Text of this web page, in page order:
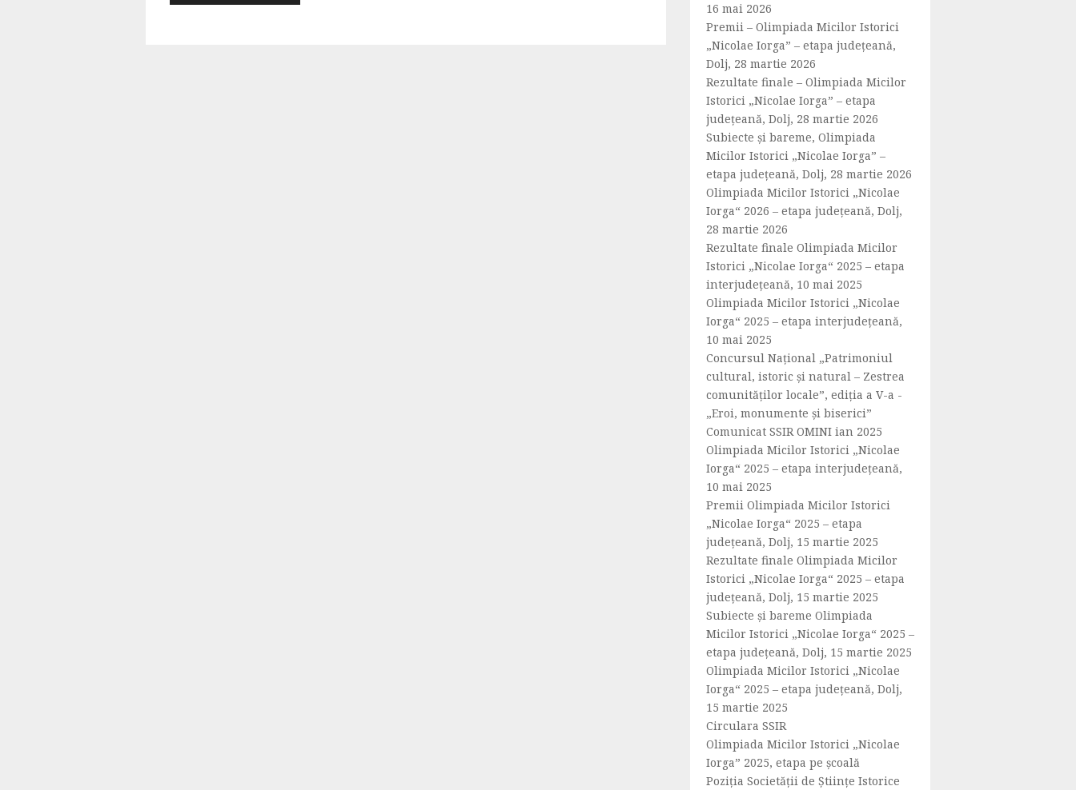
16 mai 2026
Premii – Olimpiada Micilor Istorici
„Nicolae Iorga” – etapa județeană,
Dolj, 28 martie 2026
Rezultate finale – Olimpiada Micilor
Istorici „Nicolae Iorga” – etapa
județeană, Dolj, 28 martie 2026
Subiecte și bareme, Olimpiada
Micilor Istorici „Nicolae Iorga” –
etapa județeană, Dolj, 28 martie 2026
Olimpiada Micilor Istorici „Nicolae
Iorga“ 2026 – etapa județeană, Dolj,
28 martie 2026
Rezultate finale Olimpiada Micilor
Istorici „Nicolae Iorga“ 2025 – etapa
interjudețeană, 10 mai 2025
Olimpiada Micilor Istorici „Nicolae
Iorga“ 2025 – etapa interjudețeană,
10 mai 2025
Concursul Național „Patrimoniul
cultural, istoric și natural – Zestrea
comunităților locale”, ediția a V-a -
„Eroi, monumente și biserici”
Comunicat SSIR OMINI ian 2025
Olimpiada Micilor Istorici „Nicolae
Iorga“ 2025 – etapa interjudeţeană,
10 mai 2025
Premii Olimpiada Micilor Istorici
„Nicolae Iorga“ 2025 – etapa
județeană, Dolj, 15 martie 2025
Rezultate finale Olimpiada Micilor
Istorici „Nicolae Iorga“ 2025 – etapa
județeană, Dolj, 15 martie 2025
Subiecte și bareme Olimpiada
Micilor Istorici „Nicolae Iorga“ 2025 –
etapa județeană, Dolj, 15 martie 2025
Olimpiada Micilor Istorici „Nicolae
Iorga“ 2025 – etapa județeană, Dolj,
15 martie 2025
Circulara SSIR
Olimpiada Micilor Istorici „Nicolae
Iorga” 2025, etapa pe școală
Poziția Societății de Științe Istorice